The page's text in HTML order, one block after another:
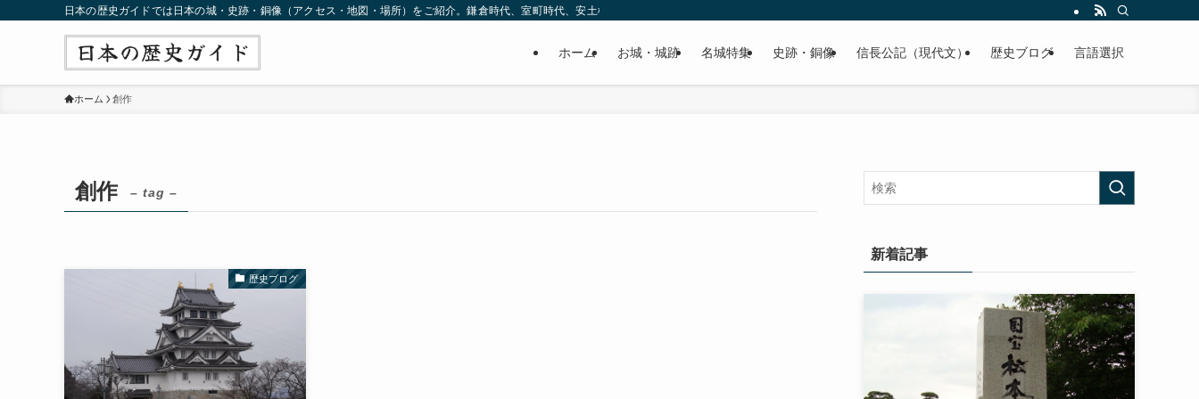
日本の歴史ガイドでは日本の城・史跡・銅像（アクセス・地図・場所）をご紹介。鎌倉時代、室町時代、安土桃山時代（戦国時代）、江戸時代と幅広くご紹介致します。
ホーム お城・城跡 名城特集 史跡・銅像 信長公記（現代文） 歴史ブログ 言語選択
ホーム 創作
創作 – tag –
歴史ブログ
新着記事